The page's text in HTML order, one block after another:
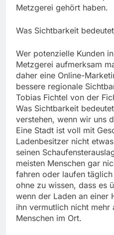
Metzgerei gehört haben.
Was Sichtbarkeit bedeutet
Wer potenzielle Kunden
Metzgerei aufmerksam
daher eine Online-
bessere regionale
Tobias Fichtel von der
Was Sichtbarkeit
verstehen, wenn wir uns
Eine Stadt ist voll mit
Ladenbesitzer nicht
seinen
meisten Menschen gar
fahren oder laufen
ohne zu wissen, dass es
wenn der Laden an einer
ihn vermutlich nicht mehr
Menschen im Ort.